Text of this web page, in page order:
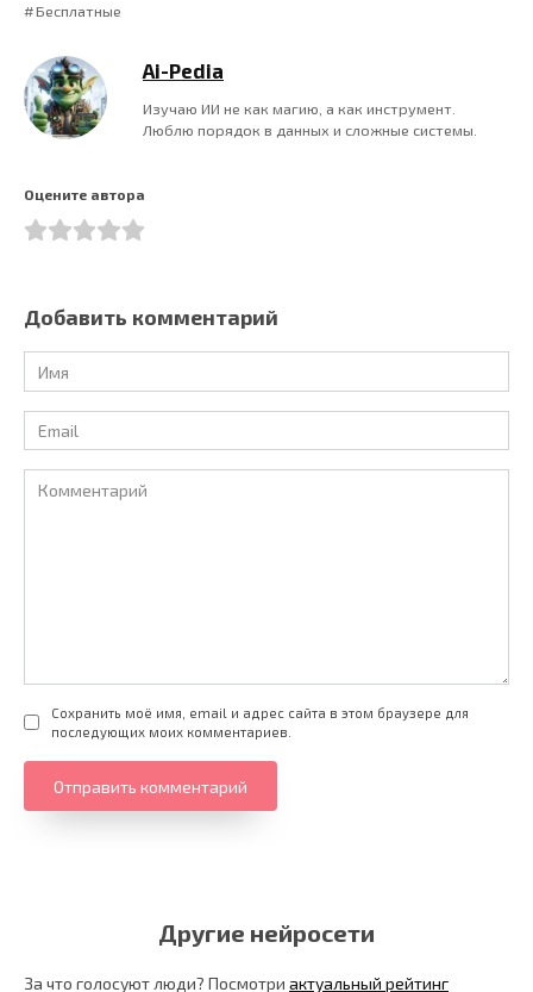
Бесплатные
Ai-Pedia
Изучаю ИИ не как магию, а как инструмент.
Люблю порядок в данных и сложные системы.
Оцените автора
Добавить комментарий
Имя
*
Email
*
Комментарий
Сохранить моё имя, email и адрес сайта в этом браузере для
последующих моих комментариев.
Другие нейросети
За что голосуют люди? Посмотри актуальный рейтинг